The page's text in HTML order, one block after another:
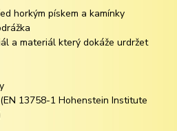
horkým pískem a kamínky
a materiál který dokáže urdržet
13758-1 Hohenstein Institute